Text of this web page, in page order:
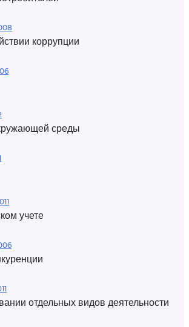
коррупции
среды
учете
отдельных видов деятельности